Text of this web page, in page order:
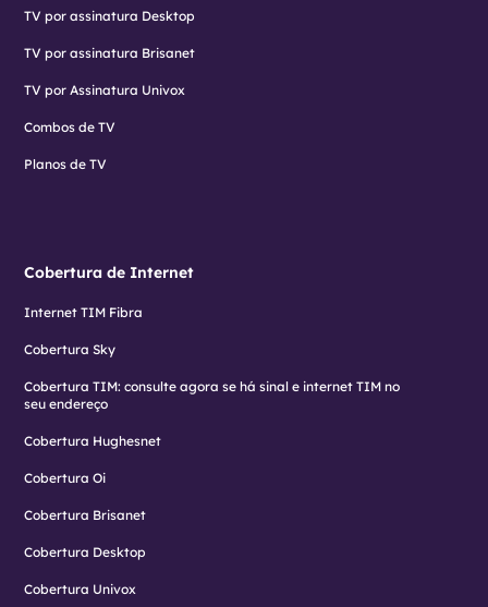
TV por assinatura Desktop
TV por assinatura Brisanet
TV por Assinatura Univox
Combos de TV
Planos de TV
Cobertura de Internet
Internet TIM Fibra
Cobertura Sky
Cobertura TIM: consulte agora se há sinal e internet TIM no
seu endereço
Cobertura Hughesnet
Cobertura Oi
Cobertura Brisanet
Cobertura Desktop
Cobertura Univox